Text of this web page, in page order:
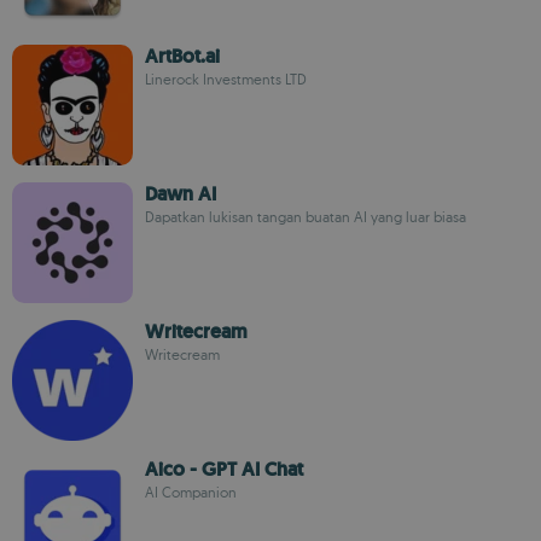
ArtBot.ai
Linerock Investments LTD
Dawn AI
Dapatkan lukisan tangan buatan AI yang luar biasa
Writecream
Writecream
Aico - GPT AI Chat
AI Companion